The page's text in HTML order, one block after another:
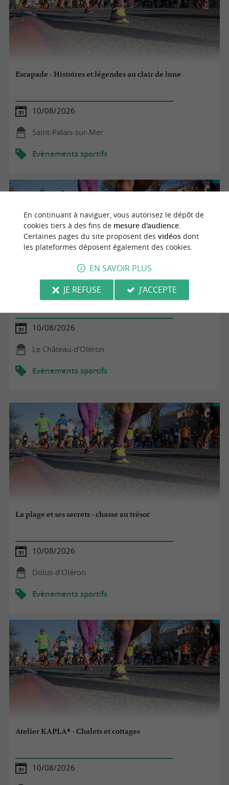
Escapade - Histoires et légendes au clair de lune
10/08/2026
Saint-Palais-sur-Mer
Evènements sportifs
Cita pirate game - chasse au trésor
10/08/2026
Le Château-d'Oléron
Evènements sportifs
La plage et ses secrets - chasse au trésor
10/08/2026
Dolus-d'Oléron
Evènements sportifs
Atelier KAPLA® - Chalets et cottages
10/08/2026
En continuant à naviguer, vous autorisez le dépôt de
cookies tiers à des fins de mesure d'audience.
Certaines pages du site proposent des vidéosdont
les plateformes déposent également des cookies.
EN SAVOIR PLUS
JE REFUSE
J'ACCEPTE